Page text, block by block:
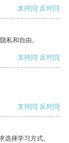
支持[0] 反对[0]
私和自由。
支持[0] 反对[0]
支持[0] 反对[0]
选择学习方式。